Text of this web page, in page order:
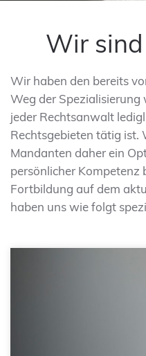
Wir
Wir haben den bereits
Weg der
jeder Rechtsanwalt
Rechtsgebieten tätig ist.
Mandanten daher ein
persönlicher Kompetenz
Fortbildung auf dem
haben uns wie folgt